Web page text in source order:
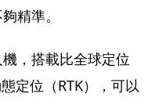
精準。
，搭載比全球定位
定位（RTK），可以